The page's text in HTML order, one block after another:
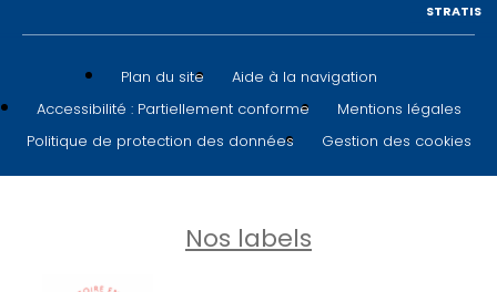
Plan du site
Aide à la navigation
Accessibilité : Partiellement conforme
Mentions légales
Politique de protection des données
Gestion des cookies
STRATIS
Nos labels